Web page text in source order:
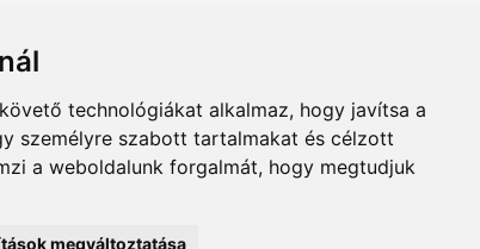
technológiákat alkalmaz, hogy javítsa a
személyre szabott tartalmakat és célzott
a weboldalunk forgalmát, hogy megtudjuk
megváltoztatása